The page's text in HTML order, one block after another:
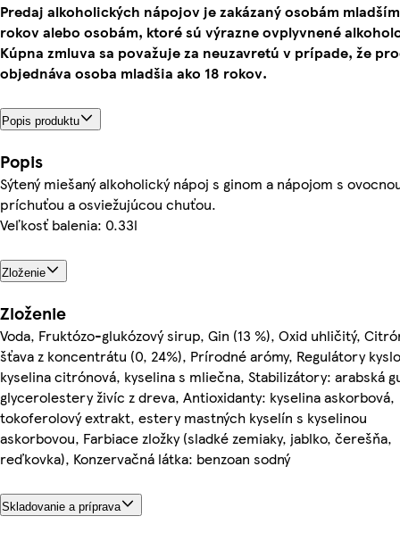
Predaj alkoholických nápojov je zakázaný osobám
rokov alebo osobám, ktoré sú výrazne ovplyvnené
Kúpna zmluva sa považuje za neuzavretú v prípade, že
objednáva osoba mladšia ako 18 rokov.
Popis produktu
Popis
Sýtený miešaný alkoholický nápoj s ginom a nápojom s
príchuťou a osviežujúcou chuťou.
Veľkosť balenia: 0.33l
Zloženie
Zloženie
Voda, Fruktózo-glukózový sirup, Gin (13 %), Oxid uhličitý,
šťava z koncentrátu (0, 24%), Prírodné arómy, Regulátory
kyselina citrónová, kyselina s mliečna, Stabilizátory: arabská
glycerolestery živíc z dreva, Antioxidanty: kyselina askorbová,
tokoferolový extrakt, estery mastných kyselín s kyselinou
askorbovou, Farbiace zložky (sladké zemiaky, jablko, čerešňa,
reďkovka), Konzervačná látka: benzoan sodný
Skladovanie a príprava